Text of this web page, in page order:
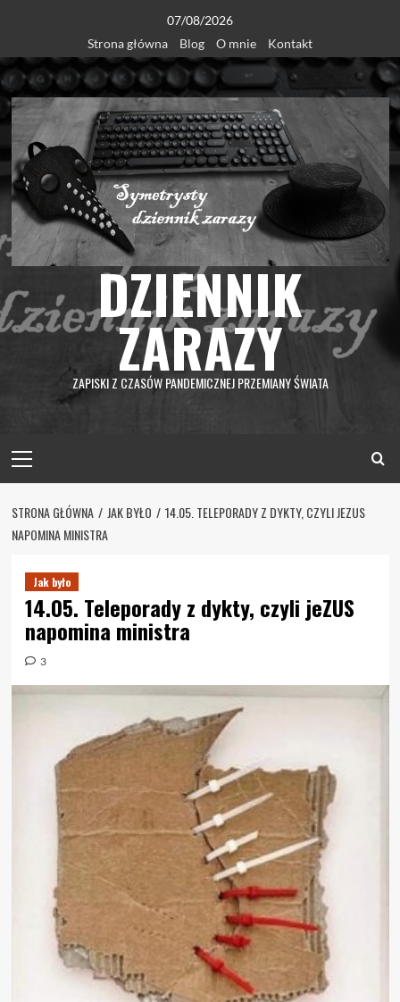
content
07/08/2026
Strona główna
Blog O mnie Kontakt
DZIENNIK
ZARAZY
ZAPISKI Z CZASÓW PANDEMICZNEJ PRZEMIANY ŚWIATA
Menu
STRONA GŁÓWNA JAK BYŁO
14.05. TELEPORADY Z DYKTY, CZYLI JEZUS
NAPOMINA MINISTRA
Jak było
14.05. Teleporady z dykty, czyli jeZUS
napomina ministra
3